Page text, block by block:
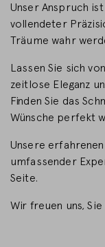
Unser Anspruch
vollendeter
Träume wahr
Lassen Sie sich
zeitlose Eleganz
Finden Sie das
Wünsche perfekt
Unsere
umfassender
Seite.
Wir freuen uns,